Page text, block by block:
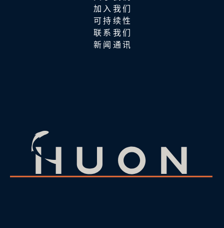
加入我们
可持续性
联系我们
新闻通讯